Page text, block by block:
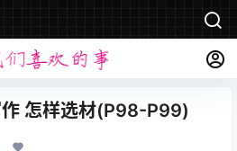
怎样选材(P98-P99)